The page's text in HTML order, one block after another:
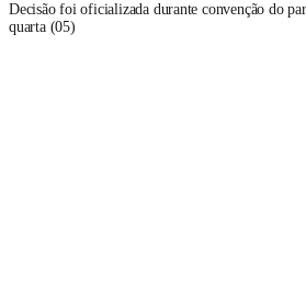
Decisão foi oficializada durante convenção do
quarta (05)